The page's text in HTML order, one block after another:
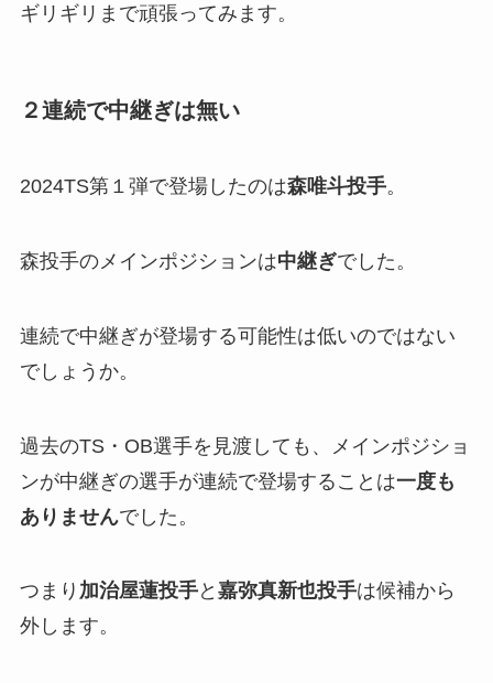
ギリギリまで頑張ってみます。
２連続で中継ぎは無い
2024TS第１弾で登場したのは森唯斗投手。
森投手のメインポジションは中継ぎでした。
連続で中継ぎが登場する可能性は低いのではない
でしょうか。
過去のTS・OB選手を見渡しても、メインポジショ
ンが中継ぎの選手が連続で登場することは一度も
ありませんでした。
つまり 加治屋蓮投手と 嘉弥真新也投手は候補から
外します。